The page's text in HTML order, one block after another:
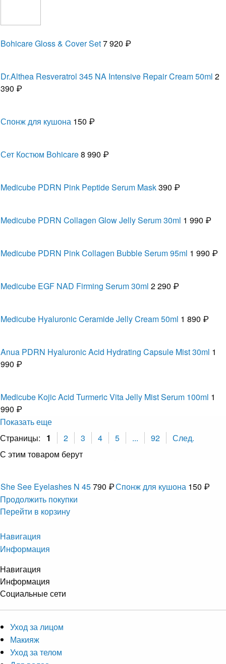
Bohicare Gloss & Cover Set7 920 ₽
Dr.Althea Resveratrol 345 NA Intensive Repair Cream 50ml 2
390 ₽
Спонж для кушона 150 ₽
Сет Костюм Bohicare8 990 ₽
Medicube PDRN Pink Peptide Serum Mask390 ₽
Medicube PDRN Collagen Glow Jelly Serum 30ml 1 990 ₽
Medicube PDRN Pink Collagen Bubble Serum 95ml 1 990 ₽
Medicube EGF NAD Firming Serum 30ml 2 290 ₽
Medicube Hyaluronic Ceramide Jelly Cream 50ml 1 890 ₽
Anua PDRN Hyaluronic Acid Hydrating Capsule Mist 30ml 1
990 ₽
Medicube Kojic Acid Turmeric Vita Jelly Mist Serum 100ml 1
990 ₽
Показать еще
Страницы:
1 2 3 4 5 ... 92
След.
С этим товаром берут
She See Eyelashes N 45790 ₽Спонж для кушона 150 ₽
Продолжить покупки
Перейти в корзину
Навигация
Информация
Навигация
Информация
Социальные сети
Уход за лицом
Макияж
Уход за телом